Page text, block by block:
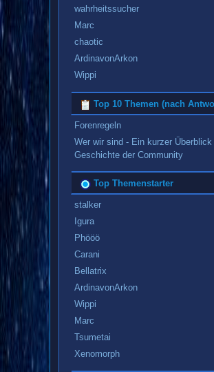
wahrheitssucher
Marc
chaotic
ArdinavonArkon
Wippi
Top 10 Themen (nach
Forenregeln
Wer wir sind - Ein kurzer Überblick
Geschichte der Community
Top Themenstarter
stalker
Igura
Phööö
Carani
Bellatrix
ArdinavonArkon
Wippi
Marc
Tsumetai
Xenomorph